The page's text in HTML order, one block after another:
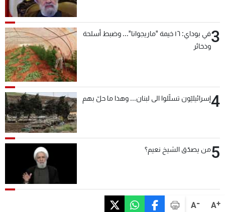
A+
A-
3
في بوداي: ١٦ خيمة "ماريجوانا"... وضبط أسلحة
وذخائر
4إسرائيليّون تسلّلوا الى لبنان... وهذا ما حلّ بهم
5من يصدّق الشيخ نعيم؟